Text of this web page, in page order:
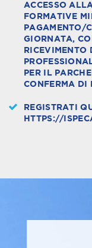
ACCESSO
FORMATIVE
PAGAMENTO/
GIORNATA,
RICEVIMENTO
PER IL
CONFERMA DI
REGISTRATI
HTTPS://